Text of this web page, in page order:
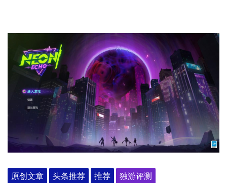
原创文章 头条推荐 推荐 独游评测